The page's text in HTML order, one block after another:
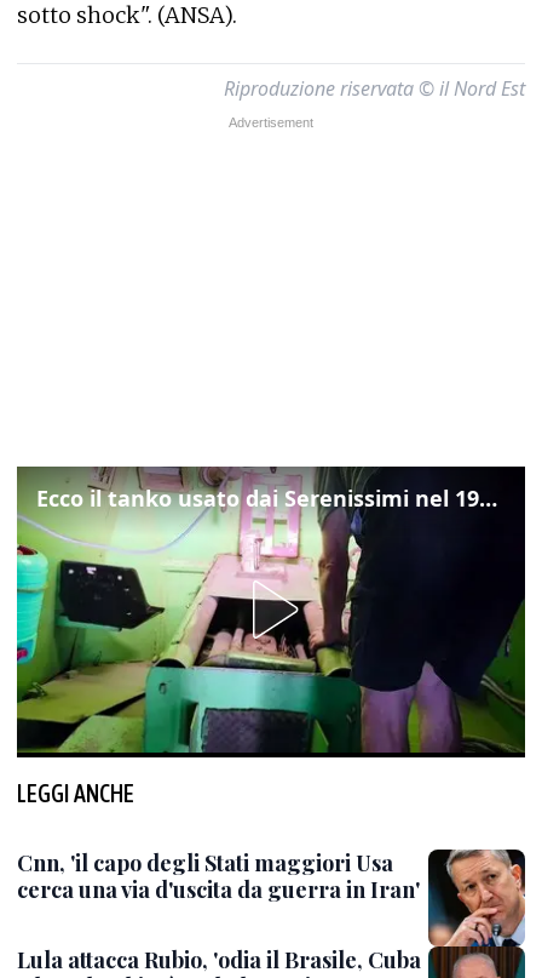
sotto shock". (ANSA).
Riproduzione riservata © il Nord Est
Ecco il tanko usato dai Serenissimi nel 1997 per il blitz a San Marco
LEGGI ANCHE
Cnn, 'il capo degli Stati maggiori Usa
cerca una via d'uscita da guerra in Iran'
Lula attacca Rubio, 'odia il Brasile, Cuba